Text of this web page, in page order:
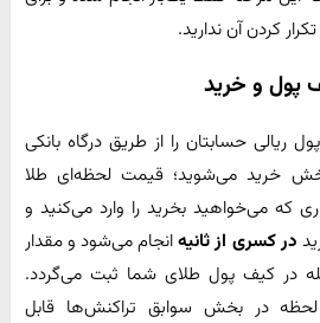
کردن آن ندارید.
پول و خرید
ریالی حسابتان را از طریق درگاه بانکی
خرید می‌شوید؛ قیمت لحظه‌ای طلا
که می‌خواهید بخرید را وارد می‌کنید و
در کسری از ثانیهانجام می‌شود و مقدار
در کیف پول طلای شما ثبت می‌گردد.
در بخش سوابق تراکنش‌ها قابل